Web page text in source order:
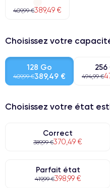
409,99 €389,49 €
Choisissez votre
128 Go
409,99 €389,49 €
256
494,99 €
Choisissez votre état
Correct
389,99 €370,49 €
Parfait état
419,99 €398,99 €